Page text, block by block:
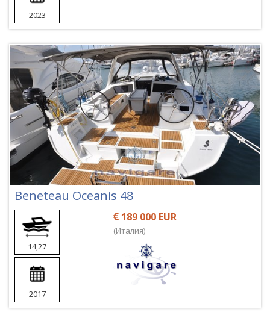
2023
Beneteau Oceanis 48
14,27
2017
189 000 EUR
(Италия)